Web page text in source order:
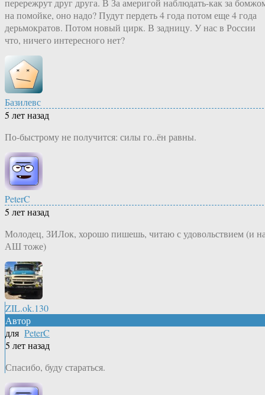
перережрут друг друга. В За америгой наблюдать-как за
на помойке, оно надо? Пудут пердеть 4 года потом еще 4 года
дерьмократов. Потом новый цирк. В задницу. У нас в России
что, ничего интересного нет?
Базилевс
5 лет назад
По-быстрому не получится: силы го..ён равны.
PeterC
5 лет назад
Молодец, ЗИЛок, хорошо пишешь, читаю с удовольствием (и
АШ тоже)
ZIL.ok.130
Автор
для PeterC
5 лет назад
Спасибо, буду стараться.